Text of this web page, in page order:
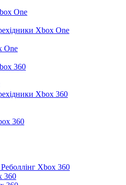
One
Xbox One
One
360
Xbox 360
360
Xbox 360
360